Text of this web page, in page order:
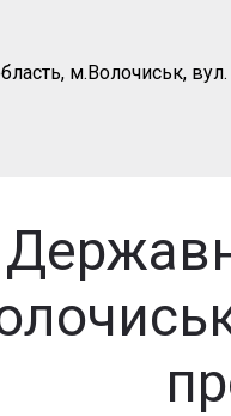
м.Волочиськ, вул.